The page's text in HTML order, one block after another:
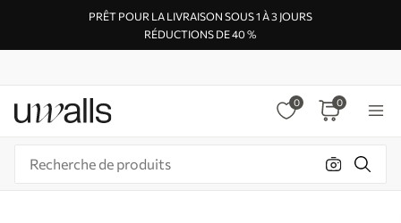
PRÊT POUR LA LIVRAISON SOUS 1 À 3 JOURS
RÉDUCTIONS DE 40 %
0 0